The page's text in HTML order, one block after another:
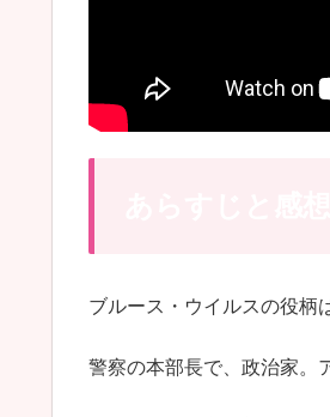
ブルース・ウイルスの役柄
警察の本部長で、政治家。